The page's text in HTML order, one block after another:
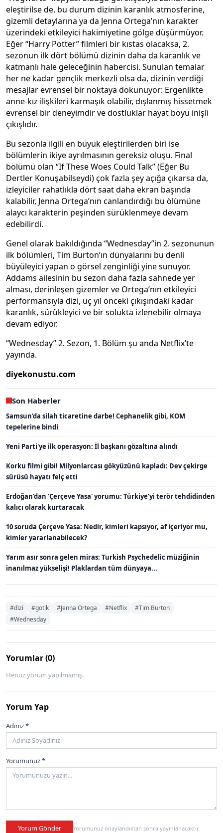
eleştirilse de, bu durum dizinin karanlık atmosferine,
gizemli detaylarına ya da Jenna Ortega’nın karakter
üzerindeki etkileyici hakimiyetine gölge düşürmüyor.
Eğer “Harry Potter” filmleri bir kıstas olacaksa, 2.
sezonun ilk dört bölümü dizinin daha da karanlık ve
katmanlı hale geleceğinin habercisi. Sunulan temalar
her ne kadar gençlik merkezli olsa da, dizinin verdiği
mesajlar evrensel bir noktaya dokunuyor: Ergenlikte
anne-kız ilişkileri karmaşık olabilir, dışlanmış hissetmek
evrensel bir deneyimdir ve dostluklar hayat boyu inişli
çıkışlıdır.
Bu sezonla ilgili en büyük eleştirilerden biri ise
bölümlerin ikiye ayrılmasının gereksiz oluşu. Final
bölümü olan “If These Woes Could Talk” (Eğer Bu
Dertler Konuşabilseydi) çok fazla şey açığa çıkarsa da,
izleyiciler rahatlıkla dört saat daha ekran başında
kalabilir, Jenna Ortega’nın canlandırdığı bu ölümüne
alaycı karakterin peşinden sürüklenmeye devam
edebilirdi.
Genel olarak bakıldığında “Wednesday”in 2. sezonunun
ilk bölümleri, Tim Burton’ın dünyalarını bu denli
büyüleyici yapan o görsel zenginliği yine sunuyor.
Addams ailesinin bu sezon daha fazla sahnede yer
alması, derinleşen gizemler ve Ortega’nın etkileyici
performansıyla dizi, üç yıl önceki çıkışındaki kadar
karanlık, sürükleyici ve bir solukta izlenebilir olmaya
devam ediyor.
“Wednesday” 2. Sezon, 1. Bölüm şu anda Netflix’te
yayında.
diyekonustu.com
Son Haberler
Samsun'da silah ticaretine darbe! Cephanelik gibi, KOM
tepelerine bindi
Yeni Parti'ye ilk operasyon: İl başkanı gözaltına alındı
Korku filmi gibi! Milyonlarcası gökyüzünü kapladı: Dev çekirge
sürüsü hayatı felç etti
Erdoğan'dan 'Çerçeve Yasa' yorumu: Türkiye’yi terör tehdidinden
kalıcı olarak kurtaracak
10 soruda Çerçeve Yasa: Nedir, kimleri kapsıyor, af içeriyor mu,
kimler yararlanabilecek?
Yarım asır sonra gelen miras: Turkish Psychedelic müziğinin
inanılmaz yükselişi! Plaklardan tüm dünyaya...
#dizi #gotik #Jenna Ortega #Netflix
#Tim Burton
#Wednesday
Yorumlar (0)
Henüz yorum yapılmamış.
Yorum Yap
Adınız *
Yorumunuz *
Yorum Gönder Yorumunuz onaylandıktan sonra yayınlanacaktır.